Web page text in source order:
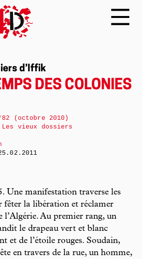
d’Iffik
DES COLONIES
manifestation traverse les
fêter la libération et réclamer
l’Algérie. Au premier rang, un
le drapeau vert et blanc
et de l’étoile rouges. Soudain,
en travers de la rue, un homme,
(octobre 2010)
Les vieux dossiers